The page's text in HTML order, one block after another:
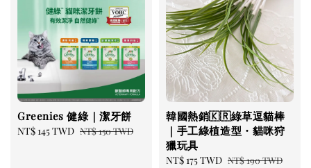
Greenies 健綠｜潔牙餅
Sale
NT$ 145 TWD Regular
NT$ 150 TWD
韓國熱銷🇰🇷綠草逗貓棒
｜手工綠植造型・貓咪狩
獵玩具
Sale
NT$ 175 TWD Regular
NT$ 190 TWD